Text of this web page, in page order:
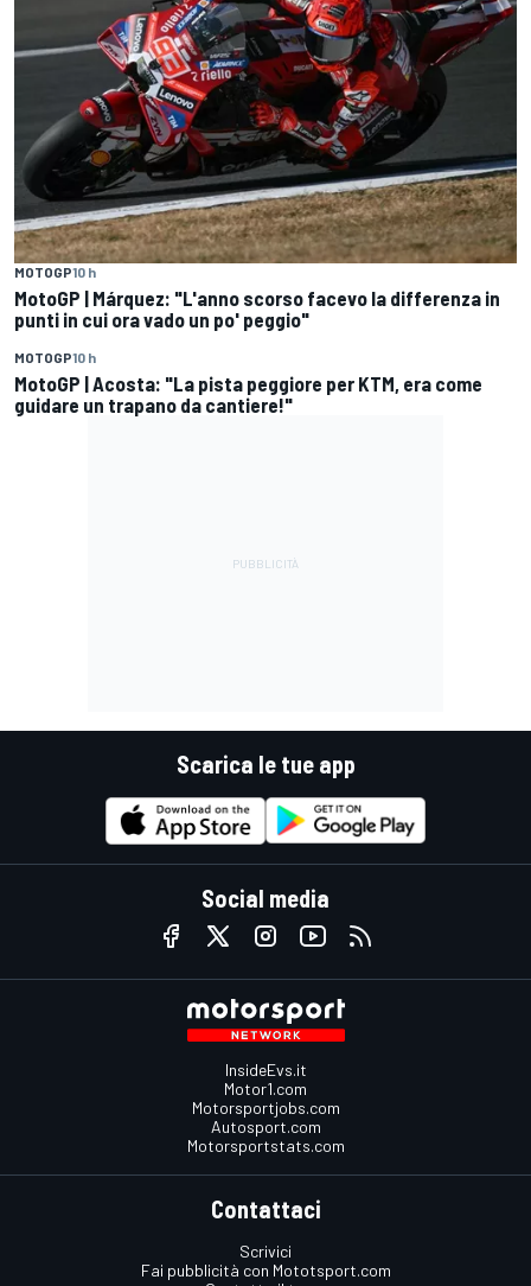
MOTOGP10 h
MotoGP | Márquez: "L'anno scorso facevo la differenza in
punti in cui ora vado un po' peggio"
MOTOGP10 h
MotoGP | Acosta: "La pista peggiore per KTM, era come
guidare un trapano da cantiere!"
Scarica le tue app
Social media
InsideEvs.it
Motor1.com
Motorsportjobs.com
Autosport.com
Motorsportstats.com
Contattaci
Scrivici
Fai pubblicità con Mototsport.com